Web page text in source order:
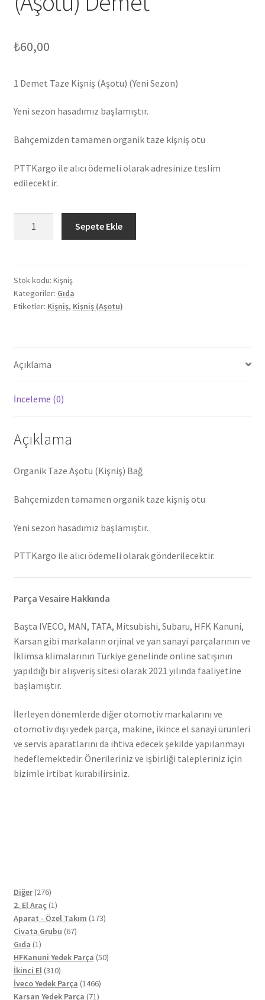
₺60,00
1 Demet Taze Kişniş (Aşotu) (Yeni Sezon)
Yeni sezon hasadımız başlamıştır.
Bahçemizden tamamen organik taze kişniş otu
PTTKargo ile alıcı ödemeli olarak adresinize teslim
edilecektir.
Demet
adet
Sepete Ekle
Stok kodu: Kişniş
Kategoriler: Gıda
Etiketler: Kişniş, Kişniş (Aşotu)
Açıklama
İnceleme (0)
Açıklama
Organik Taze Aşotu (Kişniş) Bağ
Bahçemizden tamamen organik taze kişniş otu
Yeni sezon hasadımız başlamıştır.
PTTKargo ile alıcı ödemeli olarak gönderilecektir.
Parça Vesaire Hakkında
Başta IVECO, MAN, TATA, Mitsubishi, Subaru, HFK Kanuni,
Karsan gibi markaların orjinal ve yan sanayi parçalarının ve
İklimsa klimalarının Türkiye genelinde online satışının
yapıldığı bir alışveriş sitesi olarak 2021 yılında faaliyetine
başlamıştır.
İlerleyen dönemlerde diğer otomotiv markalarını ve
otomotiv dışı yedek parça, makine, ikince el sanayi ürünleri
ve servis aparatlarını da ihtiva edecek şekilde yapılanmayı
hedeflemektedir. Önerileriniz ve işbirliği talepleriniz için
bizimle irtibat kurabilirsiniz.
Diğer 276276
ürün
2. El Araç 11
ürün
Aparat - Özel Takım 173173
Civata Grubu 6767
Gıda 11
ürün
HFKanuni Yedek Parça 5050
İkinci El 310310
ürün
İveco Yedek Parça 14661466
ürün
Karsan Yedek Parça 7171